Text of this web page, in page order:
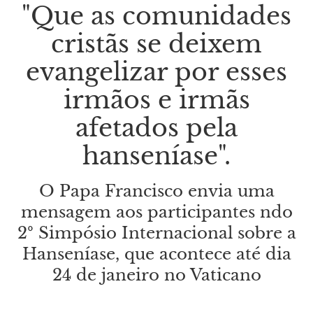
"Que as comunidades
cristãs se deixem
evangelizar por esses
irmãos e irmãs
afetados pela
hanseníase".
O Papa Francisco envia uma
mensagem aos participantes ndo
2º Simpósio Internacional sobre a
Hanseníase, que acontece até dia
24 de janeiro no Vaticano